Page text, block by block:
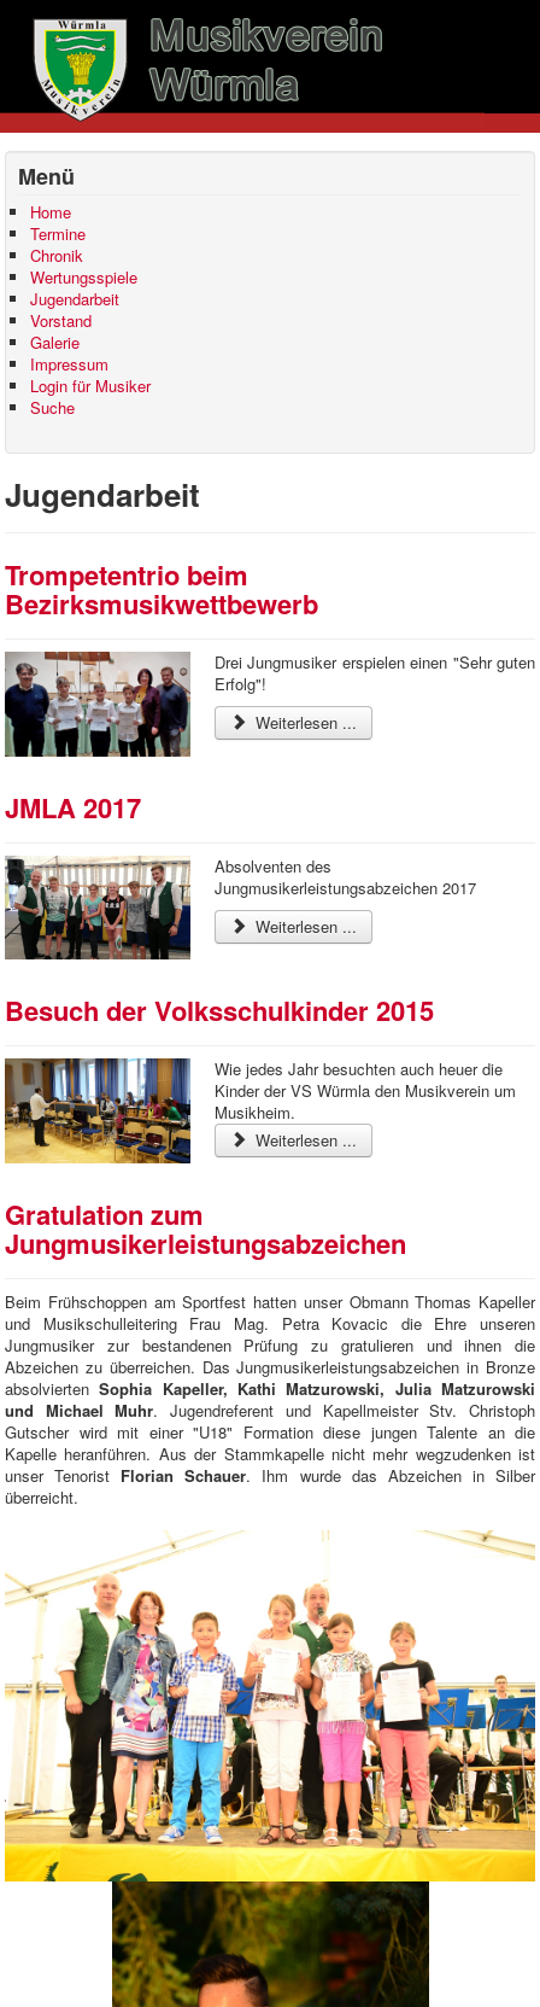
Menü
Home
Termine
Chronik
Wertungsspiele
Jugendarbeit
Vorstand
Galerie
Impressum
Login für Musiker
Suche
Jugendarbeit
Trompetentrio beim
Bezirksmusikwettbewerb
Drei Jungmusiker erspielen einen "Sehr guten
Erfolg"!
Weiterlesen ...
JMLA 2017
Absolventen des
Jungmusikerleistungsabzeichen 2017
Weiterlesen ...
Besuch der Volksschulkinder 2015
Wie jedes Jahr besuchten auch heuer die
Kinder der VS Würmla den Musikverein um
Musikheim.
Weiterlesen ...
Gratulation zum
Jungmusikerleistungsabzeichen
Beim Frühschoppen am Sportfest hatten unser Obmann Thomas Kapeller
und Musikschulleitering Frau Mag. Petra Kovacic die Ehre unseren
Jungmusiker zur bestandenen Prüfung zu gratulieren und ihnen die
Abzeichen zu überreichen. Das Jungmusikerleistungsabzeichen in Bronze
absolviertenSophia Kapeller, Kathi Matzurowski, Julia Matzurowski
und Michael Muhr. Jugendreferent und Kapellmeister Stv. Christoph
Gutscher wird mit einer "U18" Formation diese jungen Talente an die
Kapelle heranführen. Aus der Stammkapelle nicht mehr wegzudenken ist
unser Tenorist Florian Schauer. Ihm wurde das Abzeichen in Silber
überreicht.